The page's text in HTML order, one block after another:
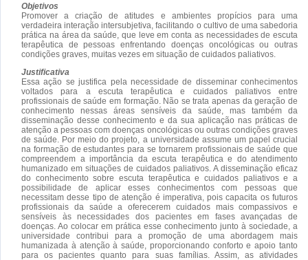
Objetivos
Promover a criação de atitudes e ambientes propícios para uma
verdadeira interação intersubjetiva, facilitando o cultivo de uma sabedoria
prática na área da saúde, que leve em conta as necessidades de escuta
terapêutica de pessoas enfrentando doenças oncológicas ou outras
condições graves, muitas vezes em situação de cuidados paliativos.
Justificativa
Essa ação se justifica pela necessidade de disseminar conhecimentos
voltados para a escuta terapêutica e cuidados paliativos entre
profissionais de saúde em formação. Não se trata apenas da geração de
conhecimento nessas áreas sensíveis da saúde, mas também da
disseminação desse conhecimento e da sua aplicação nas práticas de
atenção a pessoas com doenças oncológicas ou outras condições graves
de saúde. Por meio do projeto, a universidade assume um papel crucial
na formação de estudantes para se tornarem profissionais de saúde que
compreendem a importância da escuta terapêutica e do atendimento
humanizado em situações de cuidados paliativos. A disseminação eficaz
do conhecimento sobre escuta terapêutica e cuidados paliativos e a
possibilidade de aplicar esses conhecimentos com pessoas que
necessitam desse tipo de atenção é imperativa, pois capacita os futuros
profissionais da saúde a oferecerem cuidados mais compassivos e
sensíveis às necessidades dos pacientes em fases avançadas de
doenças. Ao colocar em prática esse conhecimento junto à sociedade, a
universidade contribui para a promoção de uma abordagem mais
humanizada à atenção à saúde, proporcionando conforto e apoio tanto
para os pacientes quanto para suas famílias. Assim, as atividades